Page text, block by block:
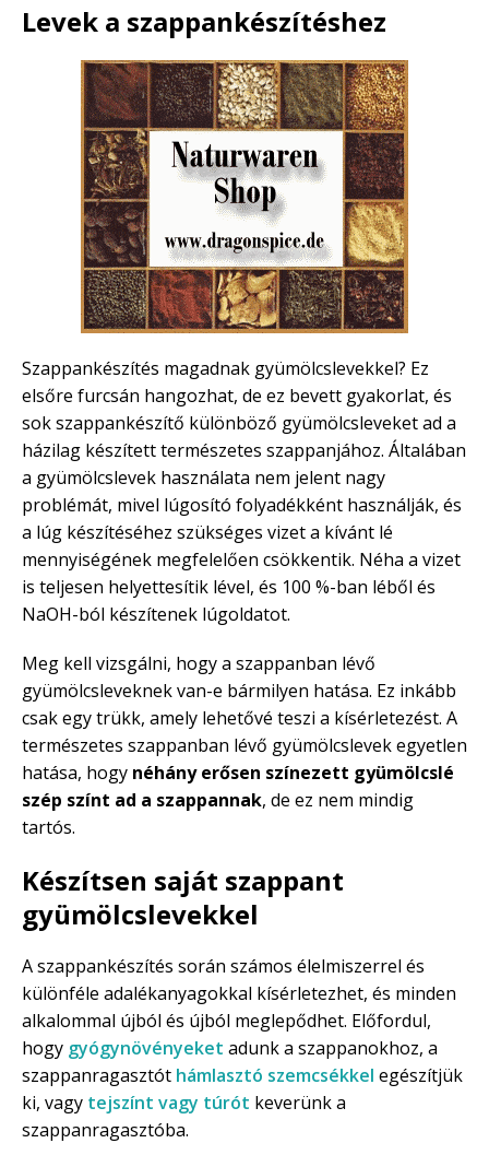
Levek a szappankészítéshez
Szappankészítés magadnak gyümölcslevekkel? Ez
elsőre furcsán hangozhat, de ez bevett gyakorlat, és
sok szappankészítő különböző gyümölcsleveket ad a
házilag készített természetes szappanjához. Általában
a gyümölcslevek használata nem jelent nagy
problémát, mivel lúgosító folyadékként használják, és
a lúg készítéséhez szükséges vizet a kívánt lé
mennyiségének megfelelően csökkentik. Néha a vizet
is teljesen helyettesítik lével, és 100 %-ban léből és
NaOH-ból készítenek lúgoldatot.
Meg kell vizsgálni, hogy a szappanban lévő
gyümölcsleveknek van-e bármilyen hatása. Ez inkább
csak egy trükk, amely lehetővé teszi a kísérletezést. A
természetes szappanban lévő gyümölcslevek egyetlen
hatása, hogy néhány erősen színezett gyümölcslé
szép színt ad a szappannak, de ez nem mindig
tartós.
Készítsen saját szappant
gyümölcslevekkel
A szappankészítés során számos élelmiszerrel és
különféle adalékanyagokkal kísérletezhet, és minden
alkalommal újból és újból meglepődhet. Előfordul,
hogy gyógynövényeket adunk a szappanokhoz, a
szappanragasztót hámlasztó szemcsékkel egészítjük
ki, vagy tejszínt vagy túrót keverünk a
szappanragasztóba.